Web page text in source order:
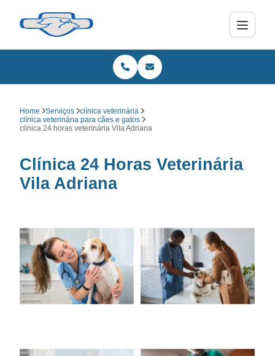
Home Serviços
clínica veterinária
clínica veterinária para cães e gatos
clínica 24 horas veterinária Vila Adriana
Clínica 24 Horas Veterinária
Vila Adriana